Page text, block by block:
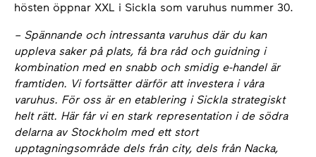
hösten öppnar XXL i Sickla som varuhus nummer 30.
– Spännande och intressanta varuhus där du kan
uppleva saker på plats, få bra råd och guidning i
kombination med en snabb och smidig e-handel är
framtiden. Vi fortsätter därför att investera i våra
varuhus. För oss är en etablering i Sickla strategiskt
helt rätt. Här får vi en stark representation i de södra
delarna av Stockholm med ett stort
upptagningsområde dels från city, dels från Nacka,